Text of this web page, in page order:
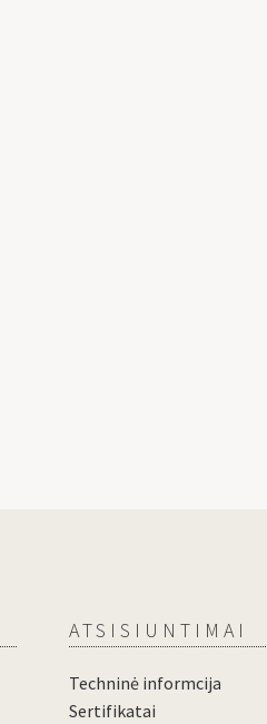
ATSISIUNTIMAI
Techninė informcija
Sertifikatai